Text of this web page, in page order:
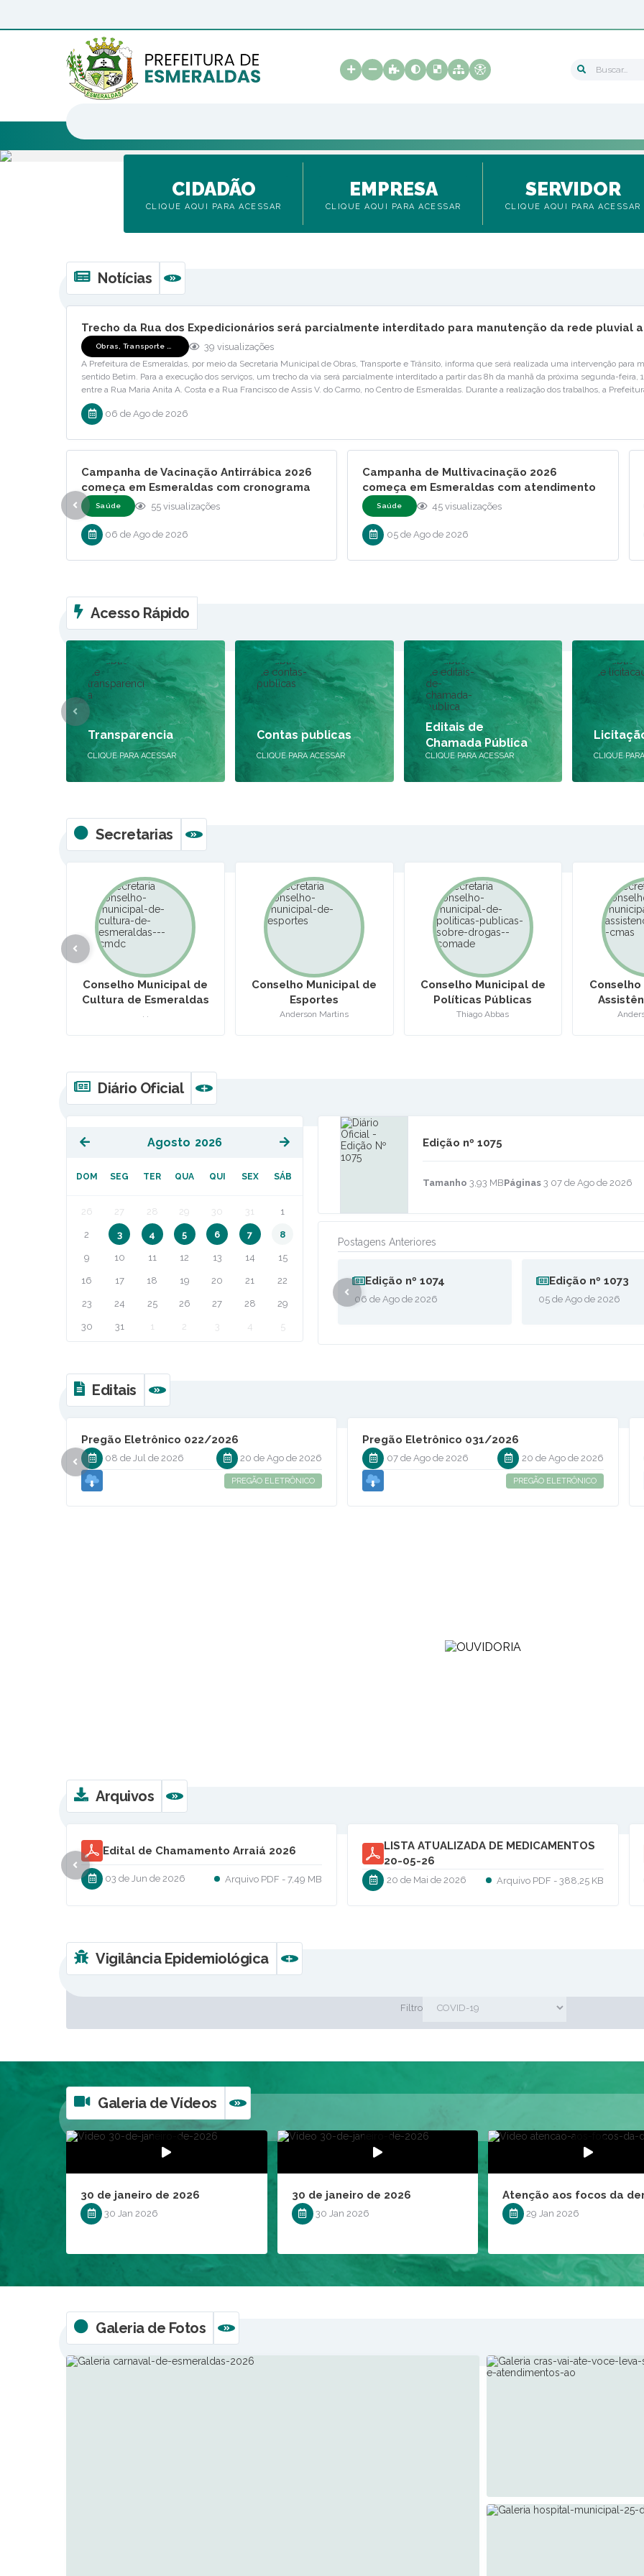
Buscar...
CIDADÃO
CLIQUE AQUI PARA ACESSAR
EMPRESA
CLIQUE AQUI PARA ACESSAR
SERVIDOR
CLIQUE AQUI PARA ACESSAR
Notícias
Trecho da Rua dos Expedicionários será parcialmente interditado para manutenção da rede pluvial
06 de Ago de 2026
39 visualizações
A Prefeitura de Esmeraldas, por meio da Secretaria Municipal de Obras, Transporte e Trânsito, informa que será realizada uma intervenção para
sentido Betim. Para a execução dos serviços, um trecho da via será parcialmente interditado a partir das 8h da manhã da próxima segunda-feira,
entre a Rua Maria Anita A. Costa e a Rua Francisco de Assis V. do Carmo, no Centro de Esmeraldas. Durante a realização dos trabalhos, a
Campanha de Vacinação Antirrábica 2026
começa em Esmeraldas com cronograma
disponível no site oficial
06 de Ago de 2026
Saúde 55 visualizações
Campanha de Multivacinação 2026
começa em Esmeraldas com atendimento
para crianças e adolescentes
05 de Ago de 2026
Saúde 45 visualizações
Acesso Rápido
Transparencia
CLIQUE PARA ACESSAR
Contas publicas
CLIQUE PARA ACESSAR
Editais de
Chamada Pública
CLIQUE PARA ACESSAR CLIQUE
Secretarias VER MAIS
Conselho Municipal de
Esportes
Anderson Martins
Conselho Municipal de
Políticas Públicas
sobre Drogas –
Thiago Abbas
Conselho Municipal de
Assistência Social -
CMAS
Anderson Martins
COMITÊ
Diário Oficial
Agosto 2026
DOM SEG TER QUA QUI SEX SÁB
26 27 28 29 30 31 1
2 3 4 5 6 7 8
9 10 11 12 13 14 15
16 17 18 19 20 21 22
23 24 25 26 27 28 29
30 31 1 2 3 4 5
Edição nº 1075
Tamanho 3,93 MBPáginas 3 07 de Ago de 2026
Postagens Anteriores
Edição nº 1074
06 de Ago de 2026
Edição nº 1073
05 de Ago de 2026
Editais VER MAIS
PREGÃO ELETRÔNICO
Pregão Eletrônico 022/2026
08 de Jul de 2026 20 de Ago de 2026
PREGÃO ELETRÔNICO
Pregão Eletrônico 031/2026
07 de Ago de 2026 20 de Ago de 2026
Arquivos
LISTA ATUALIZADA DE MEDICAMENTOS
20 de Mai de 2026 PDF 388,25 KB
Edital Convocação 06 de 2026 -
Concurso Público ASEB
08 de Mai de 2026 PDF 6,07 MB
Vigilância Epidemiológica VER MAIS
Filtro
Galeria de Vídeos VER MAIS
30 Jan 2026
30 de janeiro de 2026
30 Jan 2026
30 de janeiro de 2026
29 Jan 2026
Atenção aos focos da
Galeria de Fotos